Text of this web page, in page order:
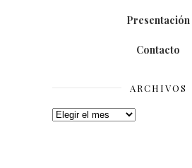
Presentación
Contacto
ARCHIVOS
Archivos